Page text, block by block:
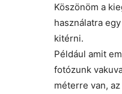
Köszönöm a
használatra
kitérni.
Például amit
fotózunk
méterre van,